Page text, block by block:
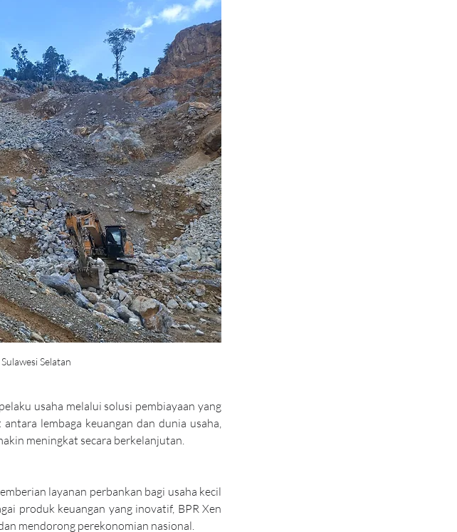
Selatan
usaha melalui solusi pembiayaan yang
lembaga keuangan dan dunia usaha,
meningkat secara berkelanjutan.
layanan perbankan bagi usaha kecil
produk keuangan yang inovatif, BPR Xen
mendorong perekonomian nasional.